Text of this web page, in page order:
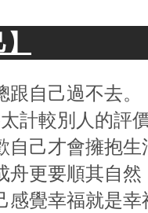
自己過不去。
計較別人的評
自己才會擁抱生
舟更要順其自然
感覺幸福就是幸